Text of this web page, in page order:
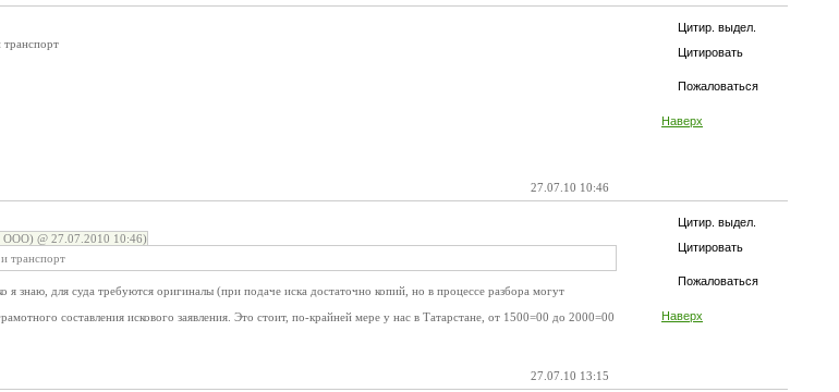
Цитир. выдел.
Цитировать
Пожаловаться
Наверх
транспорт
27.07.10 10:46
Цитир. выдел.
Цитировать
Пожаловаться
Наверх
@ 27.07.2010 10:46)
транспорт
я знаю, для суда требуются оригиналы (при подаче иска достаточно копий, но в процессе разбора могут
составления искового заявления. Это стоит, по-крайней мере у нас в Татарстане, от 1500=00 до 2000=00
27.07.10 13:15